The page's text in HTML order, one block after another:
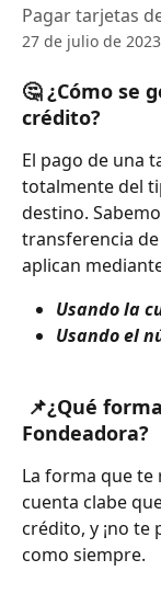
Pagar tarjetas
27 de julio de 2023
🤔 ¿Cómo se
crédito?
El pago de una
totalmente del
destino.
transferencia
aplican
Usando la
Usando el
Fondeadora?
La forma que te
cuenta clabe
crédito, y ¡no te
como siempre.